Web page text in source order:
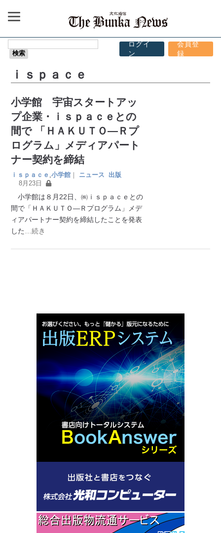
ログイ
ン
会員登
録
ｉｓｐａｃｅ
小学館 宇宙スタートアッ
プ企業・ｉｓｐａｃｅとの
間で 「ＨＡＫＵＴＯ―Ｒプ
ログラム」メディアパート
ナー契約を締結
ｉｓｐａｃｅ ,小学館 ｜ ニュース
出版
8月23日
小学館は８月22日、㈱ｉｓｐａｃｅとの
間で「ＨＡＫＵＴＯ―Ｒプログラム」メデ
ィアパートナー契約を締結したことを発表
した
…続き